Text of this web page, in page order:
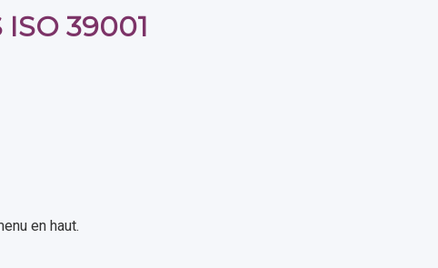
39001
en haut.